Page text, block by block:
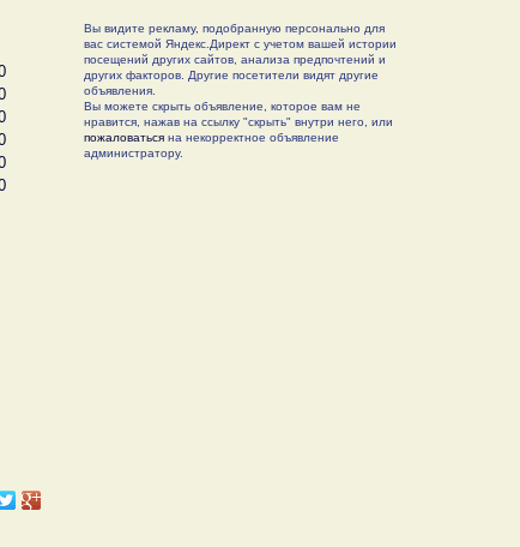
Вы видите рекламу, подобранную персонально для
вас системой Яндекс.Директ с учетом вашей истории
посещений других сайтов, анализа предпочтений и
других факторов. Другие посетители видят другие
объявления.
Вы можете скрыть объявление, которое вам не
нравится, нажав на ссылку "скрыть" внутри него, или
пожаловатьсяна некорректное объявление
администратору.